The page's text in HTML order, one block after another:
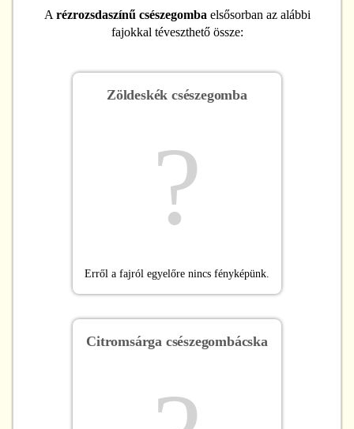
A rézrozsdaszínű csészegomba elsősorban az alábbi
fajokkal téveszthető össze:
Zöldeskék csészegomba
?
Erről a fajról egyelőre nincs fényképünk.
Citromsárga csészegombácska